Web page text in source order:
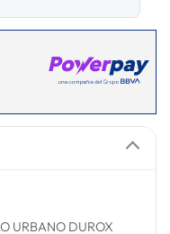
URBANO DUROX